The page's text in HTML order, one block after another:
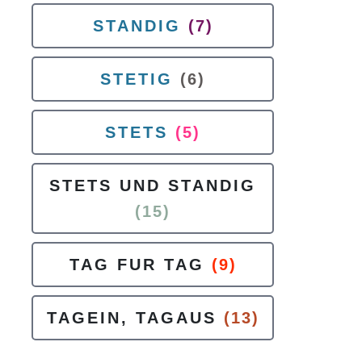
STANDIG (7)
STETIG (6)
STETS (5)
STETS UND STANDIG
(15)
TAG FUR TAG (9)
TAGEIN, TAGAUS (13)